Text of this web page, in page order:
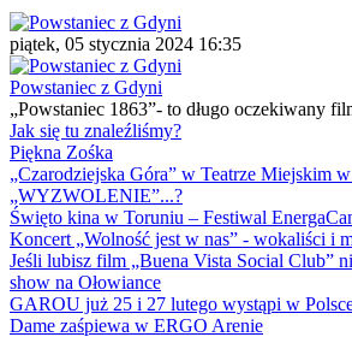
piątek, 05 stycznia 2024 16:35
Powstaniec z Gdyni
„Powstaniec 1863”- to długo oczekiwany
Jak się tu znaleźliśmy?
Piękna Zośka
„Czarodziejska Góra” w Teatrze Miejskim
„WYZWOLENIE”...?
Święto kina w Toruniu – Festiwal
Koncert „Wolność jest w nas” - wokaliści i
Jeśli lubisz film „Buena Vista Social Club”
show na Ołowiance
GAROU już 25 i 27 lutego wystąpi w
Dame zaśpiewa w ERGO Arenie